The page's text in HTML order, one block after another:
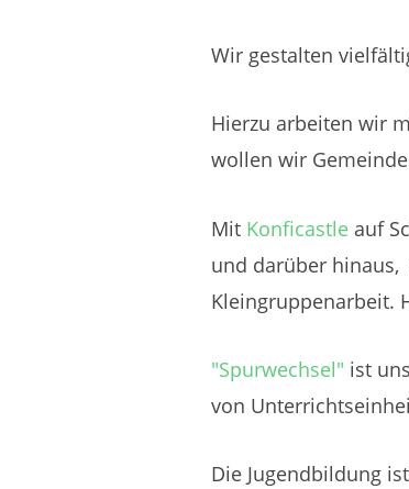
Wir gestalten
Hierzu arbeiten wir
wollen wir
Mit Konficastle auf
und darüber hinaus,
Kleingruppenarbeit.
"Spurwechsel" ist
von
Die Jugendbildung